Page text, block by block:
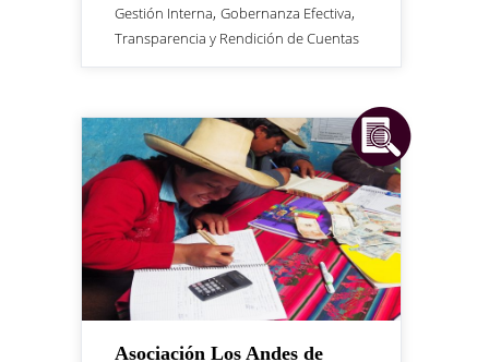
Gestión Interna, Gobernanza Efectiva,
Transparencia y Rendición de Cuentas
Asociación Los Andes de